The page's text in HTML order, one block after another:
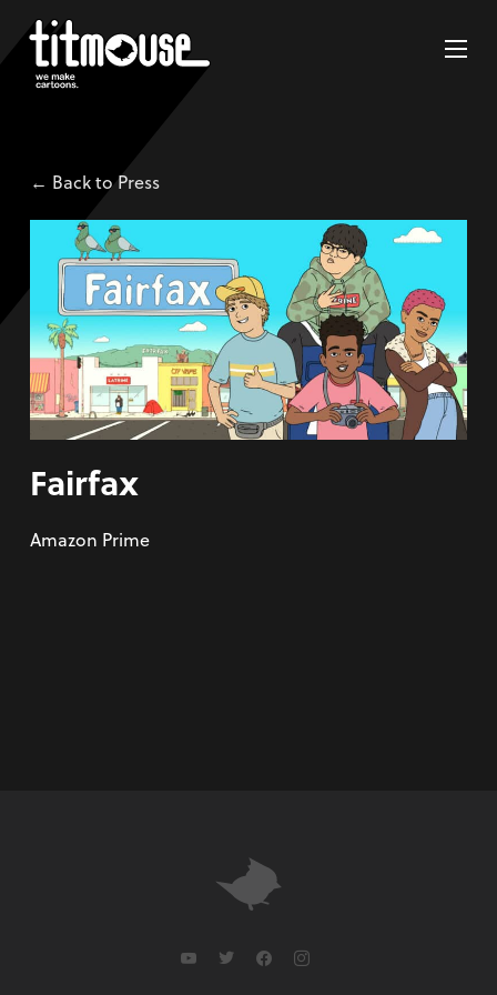
← Back to Press
Fairfax
Amazon Prime
youtubetwitterfacebookinstagram